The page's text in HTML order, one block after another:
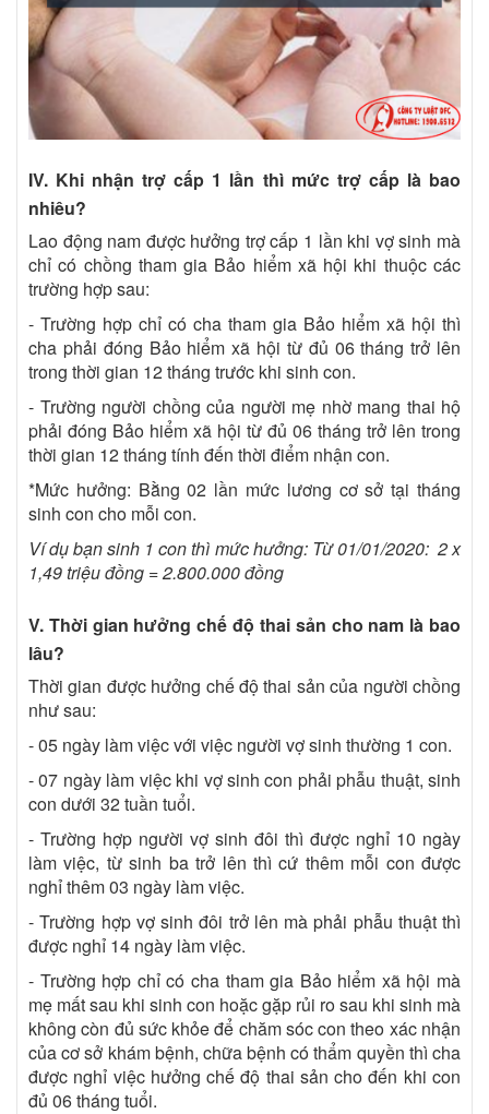
IV. Khi nhận trợ cấp 1 lần thì mức trợ cấp là bao
nhiêu?
Lao động nam được hưởng trợ cấp 1 lần khi vợ sinh mà
chỉ có chồng tham gia Bảo hiểm xã hội khi thuộc các
trường hợp sau:
- Trường hợp chỉ có cha tham gia Bảo hiểm xã hội thì
cha phải đóng Bảo hiểm xã hội từ đủ 06 tháng trở lên
trong thời gian 12 tháng trước khi sinh con.
- Trường người chồng của người mẹ nhờ mang thai hộ
phải đóng Bảo hiểm xã hội từ đủ 06 tháng trở lên trong
thời gian 12 tháng tính đến thời điểm nhận con.
*Mức hưởng: Bằng 02 lần mức lương cơ sở tại tháng
sinh con cho mỗi con.
Ví dụ bạn sinh 1 con thì mức hưởng: Từ 01/01/2020: 2 x
1,49 triệu đồng = 2.800.000 đồng
V. Thời gian hưởng chế độ thai sản cho nam là bao
lâu?
Thời gian được hưởng chế độ thai sản của người chồng
như sau:
- 05 ngày làm việc với việc người vợ sinh thường 1 con.
- 07 ngày làm việc khi vợ sinh con phải phẫu thuật, sinh
con dưới 32 tuần tuổi.
- Trường hợp người vợ sinh đôi thì được nghỉ 10 ngày
làm việc, từ sinh ba trở lên thì cứ thêm mỗi con được
nghỉ thêm 03 ngày làm việc.
- Trường hợp vợ sinh đôi trở lên mà phải phẫu thuật thì
được nghỉ 14 ngày làm việc.
- Trường hợp chỉ có cha tham gia Bảo hiểm xã hội mà
mẹ mất sau khi sinh con hoặc gặp rủi ro sau khi sinh mà
không còn đủ sức khỏe để chăm sóc con theo xác nhận
của cơ sở khám bệnh, chữa bệnh có thẩm quyền thì cha
được nghỉ việc hưởng chế độ thai sản cho đến khi con
đủ 06 tháng tuổi.